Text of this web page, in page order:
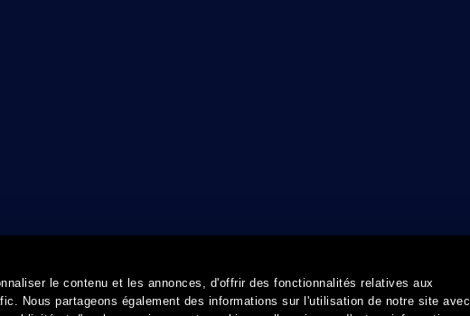
le contenu et les annonces, d'offrir des fonctionnalités relatives aux
Nous partageons également des informations sur l'utilisation de notre site avec